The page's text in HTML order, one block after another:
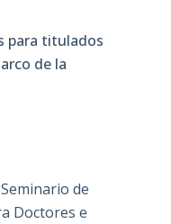
para titulados
de la
Seminario de
Doctores e